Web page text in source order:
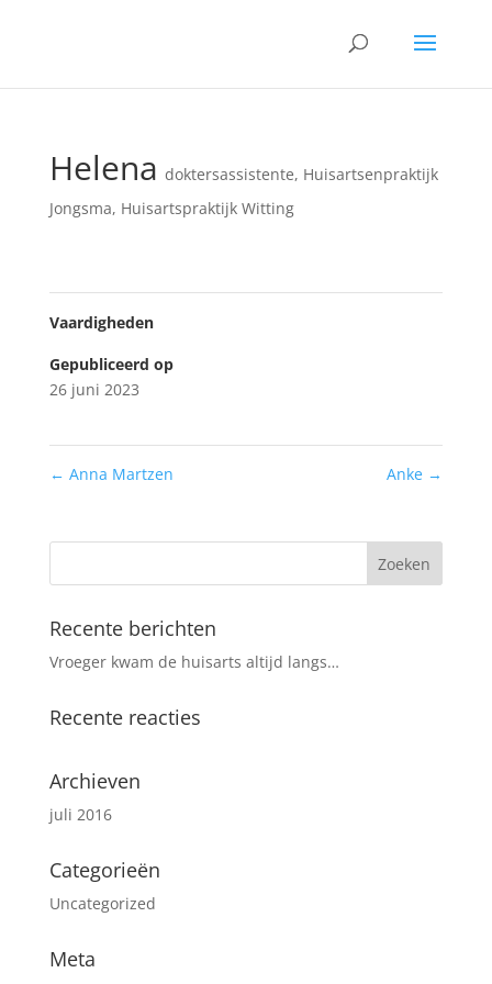
Helena doktersassistente, Huisartsenpraktijk
Jongsma, Huisartspraktijk Witting
Vaardigheden
Gepubliceerd op
26 juni 2023
← Anna Martzen Anke →
Recente berichten
Vroeger kwam de huisarts altijd langs…
Recente reacties
Archieven
juli 2016
Categorieën
Uncategorized
Meta